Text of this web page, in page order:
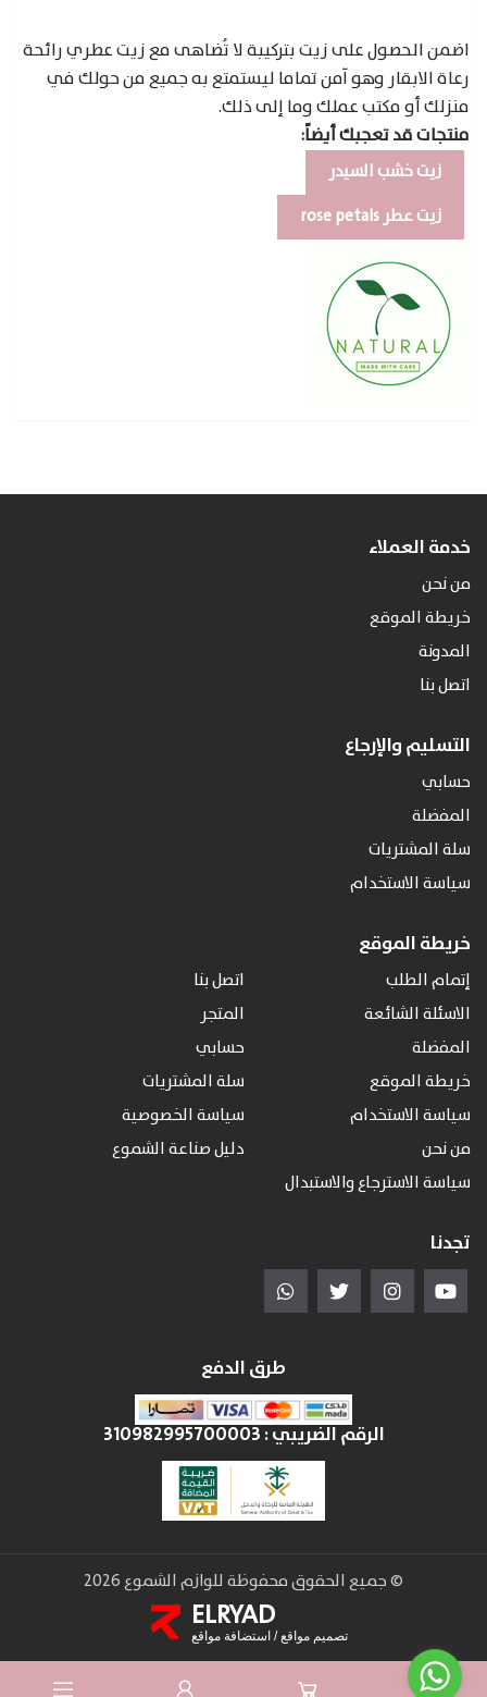
اضمن الحصول على زيت بتركيبة لا تُضاهى مع زيت عطري رائحة
رعاة الابقار وهو آمن تماما ليستمتع به جميع من حولك في
منزلك أو مكتب عملك وما إلى ذلك.
منتجات قد تعجبك أيضاً:
زيت خشب السيدر
زيت عطر rose petals
خدمة العملاء
من نحن
خريطة الموقع
المدونة
اتصل بنا
التسليم والإرجاع
حسابي
المفضلة
سلة المشتريات
سياسة الاستخدام
خريطة الموقع
إتمام الطلب
اتصل بنا
الاسئلة الشائعة
المتجر
المفضلة
حسابي
خريطة الموقع
سلة المشتريات
سياسة الاستخدام
سياسة الخصوصية
من نحن
دليل صناعة الشموع
سياسة الاسترجاع والاستبدال
تجدنا
طرق الدفع
الرقم الضريبي :310982995700003
© جميع الحقوق محفوظة للوازم الشموع 2026
ELRYADتصميم مواقع/استضافة مواقع